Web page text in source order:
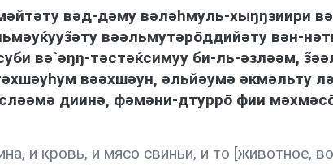
вəд-дəму вəлəhмуль-хыŋŋзиири
вəəльмутəрōддийəту вəн-
вə`əŋŋ-тəстəќсимуу би-ль-əзлəəм,
вəəхшəун, əльйəумə əкмəльту
диинə, фəмəни-дтуррō фии
и кровь, и мясо свиньи, и то [животное,